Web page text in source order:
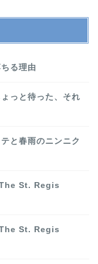
る理由
っと待った、それ
と春雨のニンニク
St. Regis
St. Regis